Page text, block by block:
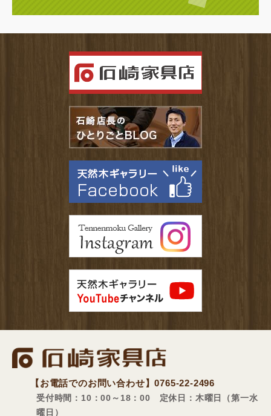
【お電話でのお問い合わせ】0765-22-2496
受付時間：10：00～18：00 定休日：木曜日（第一水
曜日）